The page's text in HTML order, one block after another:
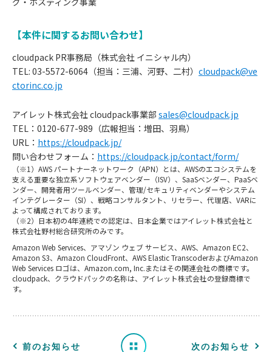
【本件に関するお問い合わせ】
cloudpack PR事務局（株式会社 イニシャル内）
TEL: 03-5572-6064（担当：三浦、河野、二村） cloudpack@ve
ctorinc.co.jp
アイレット株式会社 cloudpack事業部 sales@cloudpack.jp
TEL：0120-677-989（広報担当：増田、羽鳥）
URL： https://cloudpack.jp/
問い合わせフォーム： https://cloudpack.jp/contact/form/
（※1）AWS パートナーネットワーク（APN）とは、AWSのエコシステムを
支える重要な独立系ソフトウェアベンダー（ISV）、SaaSベンダー、PaaSベ
ンダー、開発者用ツールベンダー、管理/セキュリティベンダーやシステム
インテグレーター（SI）、戦略コンサルタント、リセラー、代理店、VARに
よって構成されております。
（※2）日本初の4年連続での認定は、日本企業ではアイレット株式会社と
株式会社野村総合研究所のみです。
Amazon Web Services、アマゾン ウェブ サービス、AWS、Amazon EC2、
Amazon S3、Amazon CloudFront、AWS Elastic TranscoderおよびAmazon
Web Services ロゴは、Amazon.com, Inc.またはその関連会社の商標です。
cloudpack、クラウドパックの名称は、アイレット株式会社の登録商標で
す。
前のお知らせ
知
せ
一 次のお知らせ